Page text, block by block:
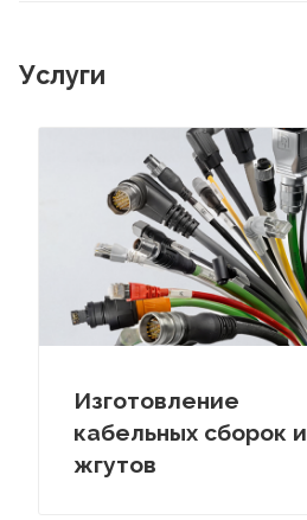
Услуги
Изготовление
кабельных сборок и
жгутов